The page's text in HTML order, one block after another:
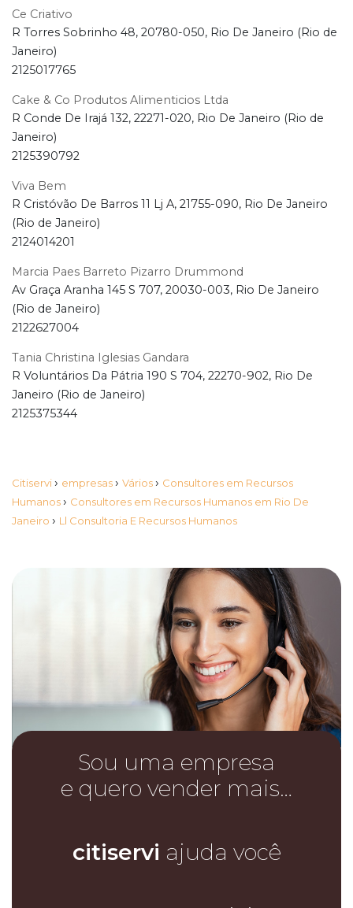
Ce Criativo
R Torres Sobrinho 48, 20780-050, Rio De Janeiro (Rio de
Janeiro)
2125017765
Cake & Co Produtos Alimenticios Ltda
R Conde De Irajá 132, 22271-020, Rio De Janeiro (Rio de
Janeiro)
2125390792
Viva Bem
R Cristóvão De Barros 11 Lj A, 21755-090, Rio De Janeiro
(Rio de Janeiro)
2124014201
Marcia Paes Barreto Pizarro Drummond
Av Graça Aranha 145 S 707, 20030-003, Rio De Janeiro
(Rio de Janeiro)
2122627004
Tania Christina Iglesias Gandara
R Voluntários Da Pátria 190 S 704, 22270-902, Rio De
Janeiro (Rio de Janeiro)
2125375344
Citiservi › empresas › Vários › Consultores em Recursos
Humanos › Consultores em Recursos Humanos em Rio De
Janeiro › Ll Consultoria E Recursos Humanos
Sou uma empresa
e quero vender mais…
citiservi ajuda você